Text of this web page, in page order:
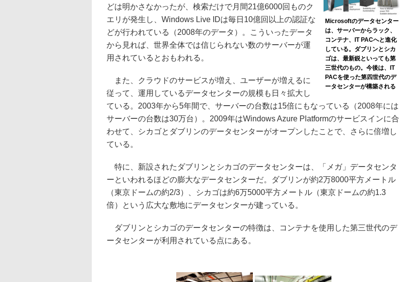
Microsoftのデータセンター
は、サーバーからラック、
コンテナ、IT PACへと進化
している。ダブリンとシカ
ゴは、最新鋭といっても第
三世代のもの。今後は、IT
PACを使った第四世代のデ
ータセンターが構築される
どは明かさなかったが、検索だけで月間21億6000回ものク
エリが発生し、Windows Live IDは毎日10億回以上の認証な
どが行われている（2008年のデータ）。こういったデータ
から見れば、世界全体では信じられない数のサーバーが運
用されているとおもわれる。
また、クラウドのサービスが増え、ユーザーが増えるに
従って、運用しているデータセンターの規模も日々拡大し
ている。2003年から5年間で、サーバーの台数は15倍にもなっている（2008年には
サーバーの台数は30万台）。2009年はWindows Azure Platformのサービスインに合
わせて、シカゴとダブリンのデータセンターがオープンしたことで、さらに倍増し
ている。
特に、新設されたダブリンとシカゴのデータセンターは、「メガ」データセンタ
ーといわれるほどの膨大なデータセンターだ。ダブリンが約2万8000平方メートル
（東京ドームの約2/3）、シカゴは約6万5000平方メートル（東京ドームの約1.3
倍）という広大な敷地にデータセンターが建っている。
ダブリンとシカゴのデータセンターの特徴は、コンテナを使用した第三世代のデ
ータセンターが利用されている点にある。